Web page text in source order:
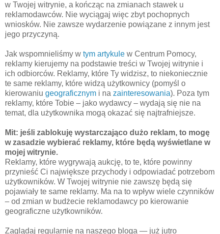
w Twojej witrynie, a kończąc na zmianach stawek u
reklamodawców. Nie wyciągaj więc zbyt pochopnych
wniosków. Nie zawsze wydarzenie powiązane z innym jest
jego przyczyną.
Jak wspomnieliśmy w tym artykule w Centrum Pomocy,
reklamy kierujemy na podstawie treści w Twojej witrynie i
ich odbiorców. Reklamy, które Ty widzisz, to niekoniecznie
te same reklamy, które widzą użytkownicy (pomyśl o
kierowaniu geograficznym i na zainteresowania). Poza tym
reklamy, które Tobie – jako wydawcy – wydają się nie na
temat, dla użytkownika mogą okazać się najtrafniejsze.
Mit: jeśli zablokuję wystarczająco dużo reklam, to mogę
w zasadzie wybierać reklamy, które będą wyświetlane w
mojej witrynie.
Reklamy, które wygrywają aukcję, to te, które powinny
przynieść Ci największe przychody i odpowiadać potrzebom
użytkowników. W Twojej witrynie nie zawszę będą się
pojawiały te same reklamy. Ma na to wpływ wiele czynników
– od zmian w budżecie reklamodawcy po kierowanie
geograficzne użytkowników.
Zaglądaj regularnie na naszego bloga — już jutro